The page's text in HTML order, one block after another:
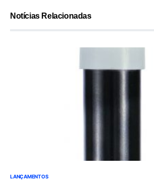
Notícias Relacionadas
LANÇAMENTOS